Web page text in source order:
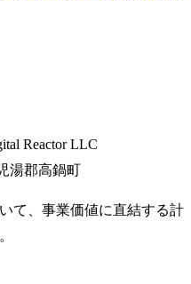
Reactor LLC
湯郡高鍋町
て、事業価値に直結する計